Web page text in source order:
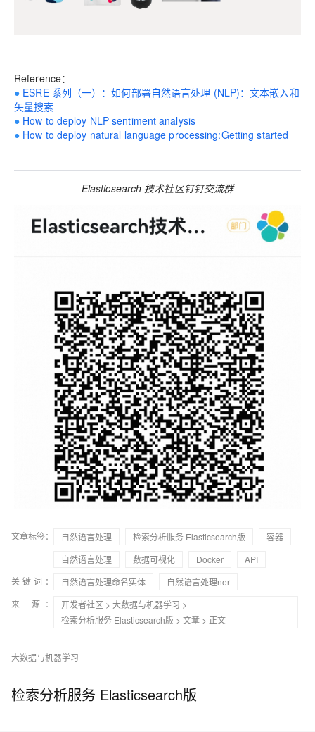
Reference：
● ESRE 系列（一）：如何部署自然语言处理 (NLP)：文本嵌入和
矢量搜索
● How to deploy NLP sentiment analysis
● How to deploy natural language processing:Getting started
Elasticsearch 技术社区钉钉交流群
文章标签： 自然语言处理 检索分析服务 Elasticsearch版
容器
自然语言处理
数据可视化 Docker
API
关键词：
自然语言处理命名实体
自然语言处理ner
来 源：
开发者社区 > 大数据与机器学习 >
检索分析服务 Elasticsearch版 > 文章 > 正文
大数据与机器学习
检索分析服务 Elasticsearch版